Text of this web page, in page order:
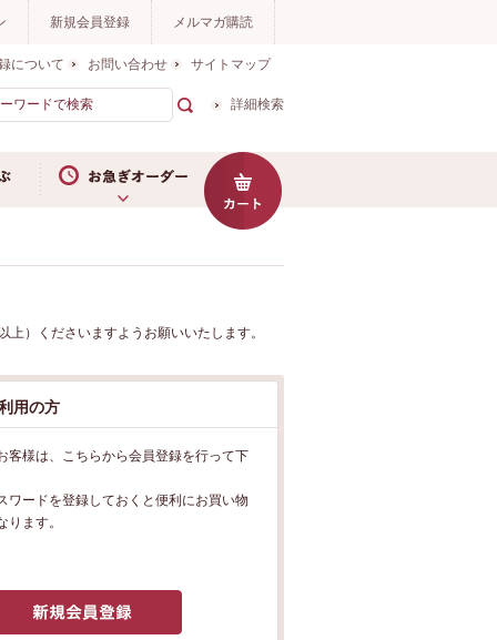
新規会員登録 メルマガ購読
について お問い合わせ サイトマップ
詳細検索
）くださいますようお願いいたします。
用の方
客様は、こちらから会員登録を行って下
ワードを登録しておくと便利にお買い物
ります。